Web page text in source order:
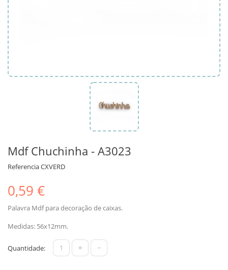
Mdf Chuchinha - A3023
ReferenciaCXVERD
0,59 €
Palavra Mdf para decoração de caixas.
Medidas: 56x12mm.
Quantidade: + -